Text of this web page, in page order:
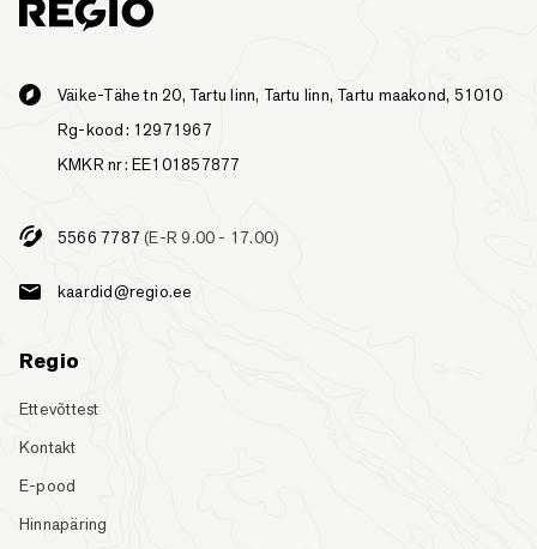
Väike-Tähe tn 20, Tartu linn, Tartu linn, Tartu maakond, 51010
Rg-kood: 12971967
KMKR nr: EE101857877
5566 7787 (E-R 9.00 - 17.00)
kaardid@regio.ee
Regio
Ettevõttest
Kontakt
E-pood
Hinnapäring